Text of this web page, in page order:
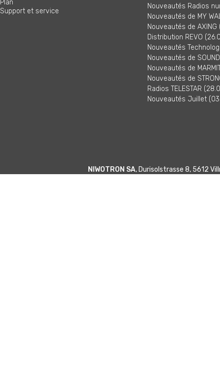
Plan
Support et service
Nouveautés Radios
Nouveautés de MY
Nouveautés de AXING
Distribution REVO
Nouveautés
Nouveautés de
Nouveautés de
Nouveautés de
Radios TELESTAR
Nouveautés Juillet
NIWOTRON SA, Durisolstrasse 8, 5612